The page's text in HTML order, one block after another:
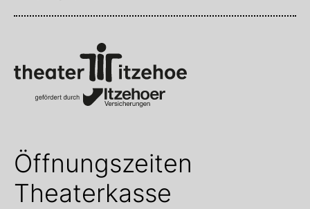
Öffnungszeiten
Theaterkasse